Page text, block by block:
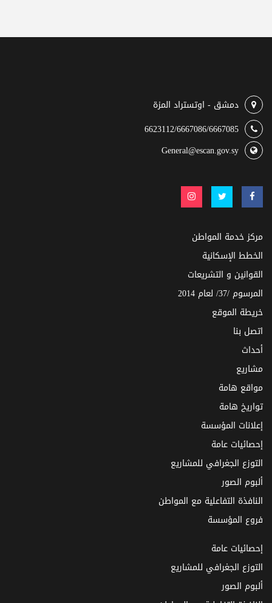
دمشق - اوتستراد المزة
6623112/6667086/6667085
General@escan.gov.sy
مركز خدمة المواطن
الخطط الإسكانية
القوانين و التشريعات
المرسوم /37/ لعام 2014
خريطة الموقع
اتصل بنا
أحداث
مشاريع
مواقع هامة
تواريخ هامة
إعلانات المؤسسة
إحصائيات عامة
التوزع الجغرافي للمشاريع
ألبوم الصور
النافذة التفاعلية مع المواطن
فروع المؤسسة
إحصائيات عامة
التوزع الجغرافي للمشاريع
ألبوم الصور